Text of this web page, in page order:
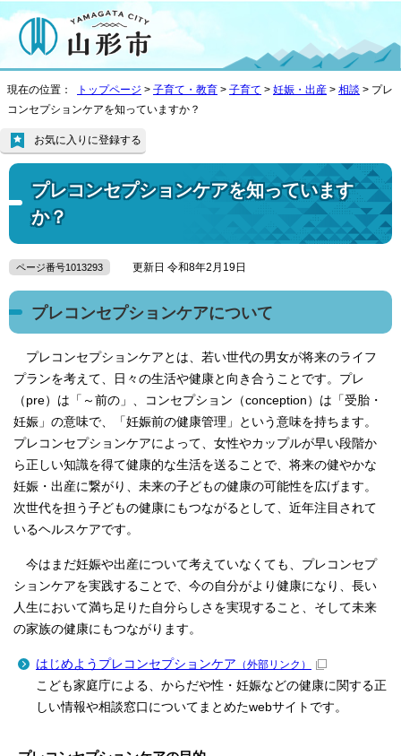
現在の位置： トップページ > 子育て・教育 > 子育て > 妊娠・出産 > 相談 > プレ
コンセプションケアを知っていますか？
プレコンセプションケアを知っています
か？
お気に入りに登録する
ページ番号1013293 更新日 令和8年2月19日
プレコンセプションケアについて
プレコンセプションケアとは、若い世代の男女が将来のライフ
プランを考えて、日々の生活や健康と向き合うことです。プレ
（pre）は「～前の」、コンセプション（conception）は「受胎・
妊娠」の意味で、「妊娠前の健康管理」という意味を持ちます。
プレコンセプションケアによって、女性やカップルが早い段階か
ら正しい知識を得て健康的な生活を送ることで、将来の健やかな
妊娠・出産に繋がり、未来の子どもの健康の可能性を広げます。
次世代を担う子どもの健康にもつながるとして、近年注目されて
いるヘルスケアです。
今はまだ妊娠や出産について考えていなくても、プレコンセプ
ションケアを実践することで、今の自分がより健康になり、長い
人生において満ち足りた自分らしさを実現すること、そして未来
の家族の健康にもつながります。
はじめようプレコンセプションケア （外部リンク）
こども家庭庁による、からだや性・妊娠などの健康に関する正
しい情報や相談窓口についてまとめたwebサイトです。